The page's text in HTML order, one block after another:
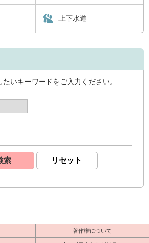
上下水道
いキーワードをご入力ください。
著作権について